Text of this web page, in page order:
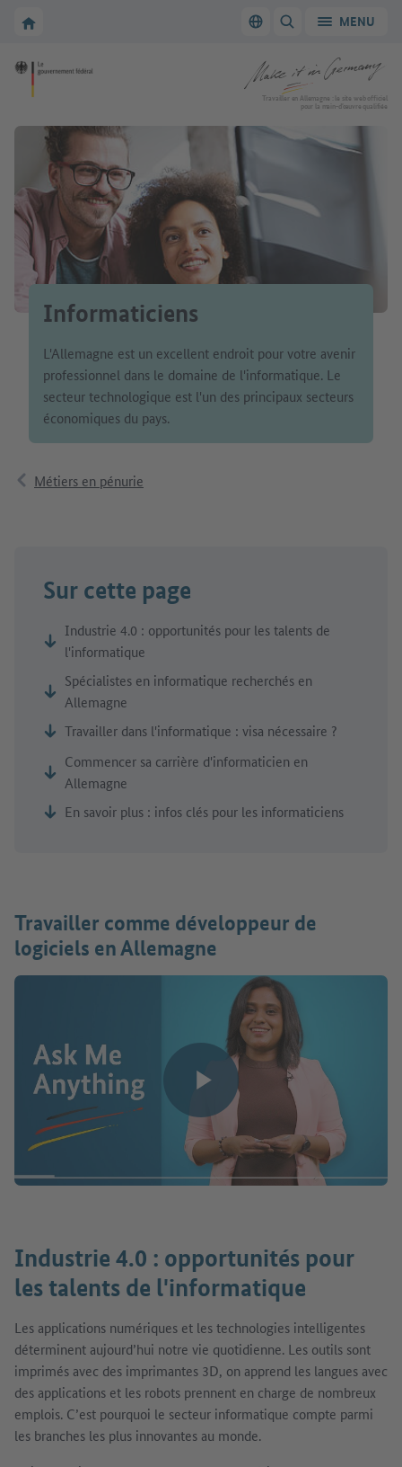
Vers la page d'accueil de Make it in GermanyChanger de langue
AFFICHER/MENU
Vers la page d'accueil de Make it in Germany
Travailler en Allemagne : le site web officiel
pour la main-d’œuvre qualifiée
Informaticiens
L'Allemagne est un excellent endroit pour votre avenir
professionnel dans le domaine de l'informatique. Le
secteur technologique est l'un des principaux secteurs
économiques du pays.
Métiers en pénurie
Sur cette page
Industrie 4.0 : opportunités pour les talents de
l'informatique
Spécialistes en informatique recherchés en
Allemagne
Travailler dans l'informatique : visa nécessaire ?
Commencer sa carrière d'informaticien en
Allemagne
En savoir plus : infos clés pour les informaticiens
Lire la vidéo
Travailler comme développeur de
logiciels en Allemagne
Industrie 4.0 : opportunités pour
les talents de l'informatique
Les applications numériques et les technologies intelligentes
déterminent aujourd’hui notre vie quotidienne. Les outils sont
imprimés avec des imprimantes 3D, on apprend les langues avec
des applications et les robots prennent en charge de nombreux
emplois. C’est pourquoi le secteur informatique compte parmi
les branches les plus innovantes au monde.